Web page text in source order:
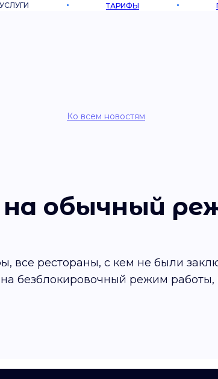
УСЛУГИ ТАРИФЫ
Ко всем новостям
на обычный
все рестораны, с кем не были
безблокировочный режим